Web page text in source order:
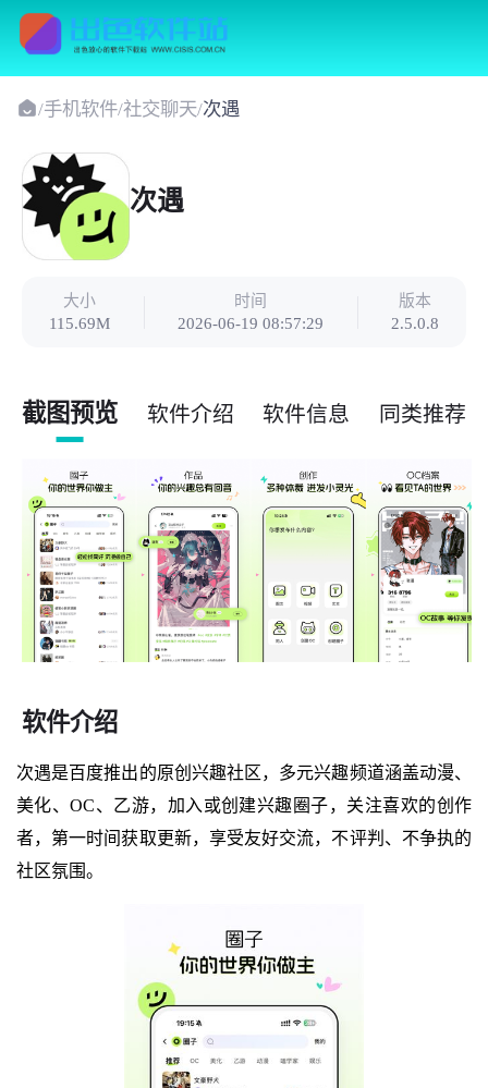
/手机软件/社交聊天/次遇
次遇
大小
115.69M
时间
2026-06-19 08:57:29
版本
2.5.0.8
截图预览 软件介绍 软件信息 同类推荐
软件介绍
次遇是百度推出的原创兴趣社区，多元兴趣频道涵盖动漫、
美化、OC、乙游，加入或创建兴趣圈子，关注喜欢的创作
者，第一时间获取更新，享受友好交流，不评判、不争执的
社区氛围。